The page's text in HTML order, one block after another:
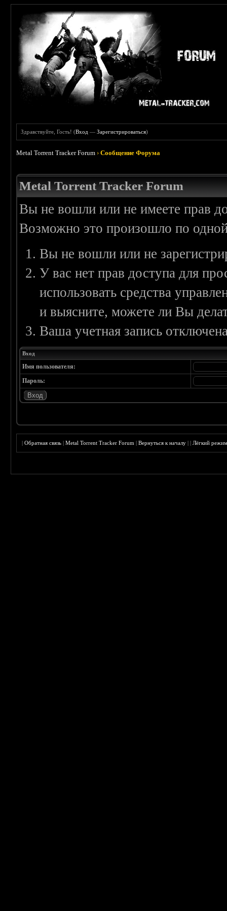
Здравствуйте, Гость! (Вход —Зарегистрироваться)
Metal Torrent Tracker Forum ›Сообщение Форума
Metal Torrent Tracker Forum
Вы не вошли или не имеете прав
Возможно это произошло по
Вы не вошли или не
У вас нет прав доступа для
использовать средства
и выясните, можете ли Вы
Ваша учетная запись
Вход
Имя пользователя:
Пароль:
|Обратная связь |Metal Torrent Tracker Forum |Вернуться к началу ||Лёгкий